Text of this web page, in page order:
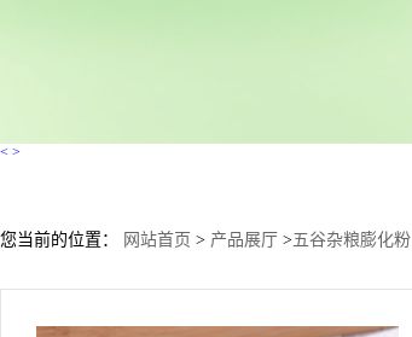
< >
您当前的位置： 网站首页 > 产品展厅 >五谷杂粮膨化粉